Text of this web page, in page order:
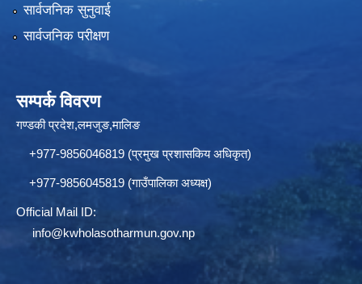
सार्वजनिक सुनुवाई
सार्वजनिक परीक्षण
सम्पर्क विवरण
गण्डकी प्रदेश,लमजुङ,मालिङ
+977-9856046819 (प्रमुख प्रशासकिय अधिकृत)
+977-9856045819 (गाउँपालिका अध्यक्ष)
Official Mail ID:
info@kwholasotharmun.gov.np